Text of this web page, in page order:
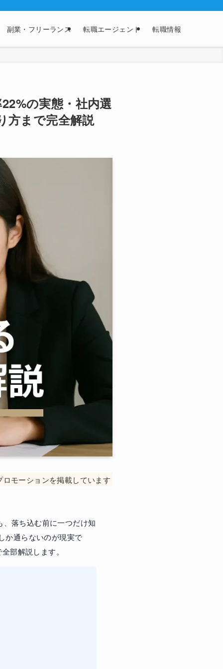
副業・フリーランス 転職エージェント 転職情報
の実態・社内選
方まで完全解説
モーションを掲載しています
落ち込む前に一つだけ知
通らないのが現実で
部解説します。